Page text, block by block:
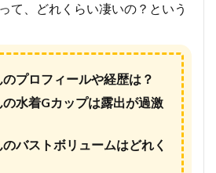
て、どれくらい凄いの？という
プロフィールや経歴は？
水着Gカップは露出が過激
バストボリュームはどれく